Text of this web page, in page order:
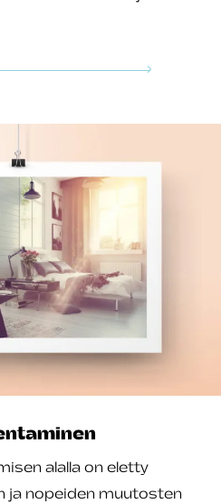
alalla on eletty
ja nopeiden muutosten